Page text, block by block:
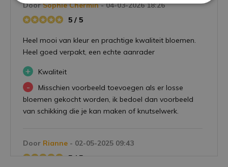
DoorSophie Chermin- 04-03-2026 18:26
5 / 5
Heel mooi van kleur en prachtige kwaliteit bloemen.
Heel goed verpakt, een echte aanrader
+ Kwaliteit
-
Misschien voorbeeld toevoegen als er losse
bloemen gekocht worden, ik bedoel dan voorbeeld
van schikking die je kan maken of knutselwerk.
Door Rianne - 02-05-2025 09:43
5 / 5